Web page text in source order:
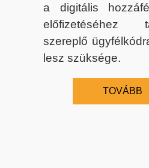
a digitális
előfizetéséhez
szereplő
lesz szüksége.
TOVÁBB